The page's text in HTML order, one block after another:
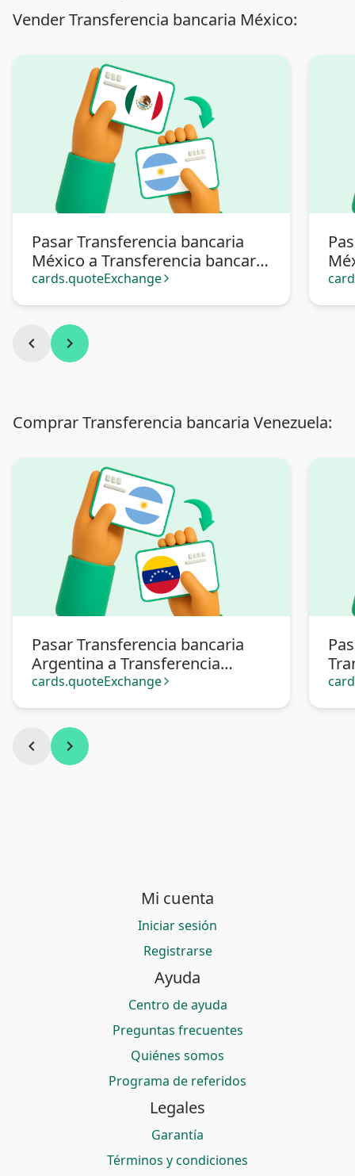
Vender Transferencia bancaria México:
Pasar Transferencia bancaria
México a Transferencia bancaria
Argentina
cards.quoteExchange arrow_forward_ios
chevron_left chevron_right
Comprar Transferencia bancaria Venezuela:
Pasar Transferencia bancaria
Argentina a Transferencia
bancaria Venezuela
cards.quoteExchange arrow_forward_ios
chevron_left chevron_right
Mi cuenta
Iniciar sesión
Registrarse
Ayuda
Centro de ayuda
Preguntas frecuentes
Quiénes somos
Programa de referidos
Legales
Garantía
Términos y condiciones